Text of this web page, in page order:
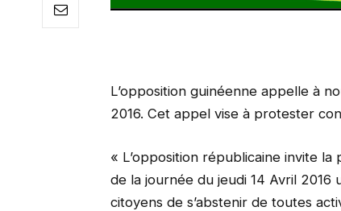
L’opposition guinéenne appelle à
2016. Cet appel vise à protester
« L’opposition républicaine invite
de la journée du jeudi 14 Avril
citoyens de s’abstenir de toutes